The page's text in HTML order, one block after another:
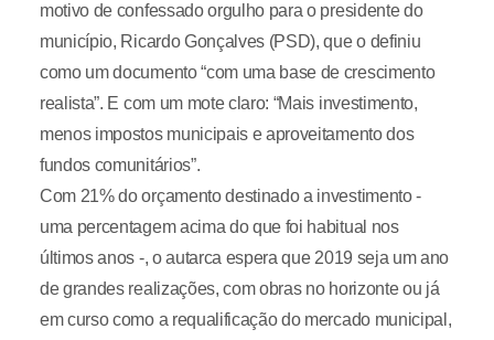
motivo de confessado orgulho para o presidente do
município, Ricardo Gonçalves (PSD), que o definiu
como um documento “com uma base de crescimento
realista”. E com um mote claro: “Mais investimento,
menos impostos municipais e aproveitamento dos
fundos comunitários”.
Com 21% do orçamento destinado a investimento -
uma percentagem acima do que foi habitual nos
últimos anos -, o autarca espera que 2019 seja um ano
de grandes realizações, com obras no horizonte ou já
em curso como a requalificação do mercado municipal,